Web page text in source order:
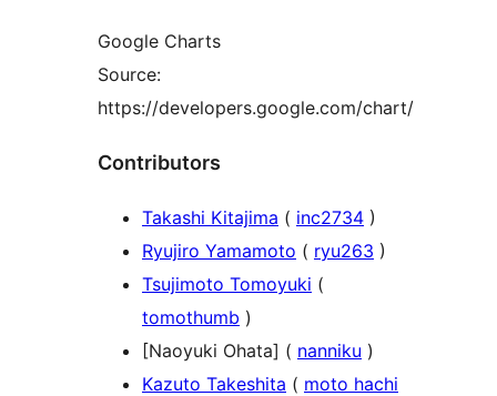
Google Charts
Source:
https://developers.google.com/chart/
Contributors
Takashi Kitajima ( inc2734 )
Ryujiro Yamamoto ( ryu263 )
Tsujimoto Tomoyuki (
tomothumb )
[Naoyuki Ohata] ( nanniku )
Kazuto Takeshita ( moto hachi